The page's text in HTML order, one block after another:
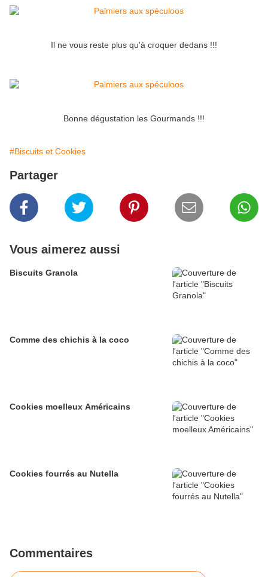
Il ne vous reste plus qu'à croquer dedans !!!
Bonne dégustation les Gourmands !!!
#Biscuits et Cookies
Partager
Vous aimerez aussi
Biscuits Granola
Comme des chichis à la coco
Cookies moelleux Américains
Cookies fourrés au Nutella
Commentaires